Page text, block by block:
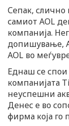
Сепак, слично
самиот AOL
компанија.
допишување,
AOL во
Еднаш се спои
компанијата
неуспешни
Денес е во
фирма која го